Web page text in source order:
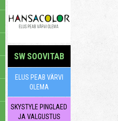
SW SOOVITAB
ELUS PEAB VÄRVI
OLEMA
SKYSTYLE PINGLAED
JA VALGUSTUS